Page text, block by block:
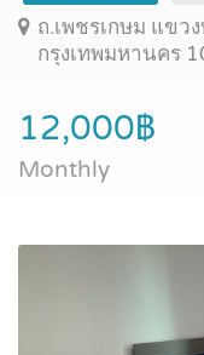
ถ.เพชรเกษม แขว
กรุงเทพมหานคร
12,000฿
Monthly